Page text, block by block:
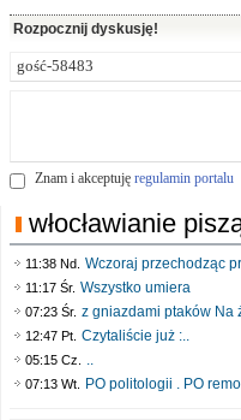
Rozpocznij dyskusję!
Znam i akceptuję regulamin portalu
włocławianie
11:38 Nd. Wczoraj przechodząc
11:17 Śr. Wszystko umiera
07:23 Śr. z gniazdami ptaków Na
12:47 Pt. Czytaliście już :..
05:15 Cz. ..
07:13 Wt. PO politologii . PO